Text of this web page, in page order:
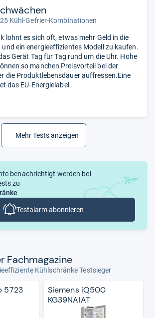
Kühl-Gefrier-Kombinationen
lohnt es sich oft, etwas mehr Geld in die
und ein energieeffizientes Modell zu kaufen.
Gerät Tag für Tag rund um die Uhr. Hohe
so manchen Preisvorteil bei der
die Produktlebensdauer auffressen.Eine
das EU-Energielabel.
Mehr Tests anzeigen
benachrichtigt werden bei
zu
Testalarm abonnieren
Fach­ma­ga­zine
Kühlschränke Testsieger
5723
Siemens iQ500
KG39NAIAT